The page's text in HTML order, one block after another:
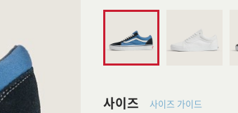
사이즈 사이즈 가이드